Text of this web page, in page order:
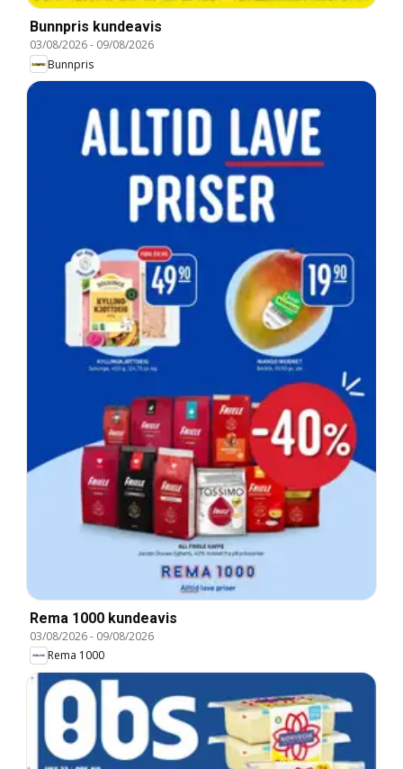
Bunnpris kundeavis
03/08/2026- 09/08/2026
Bunnpris
Rema 1000 kundeavis
03/08/2026- 09/08/2026
Rema 1000